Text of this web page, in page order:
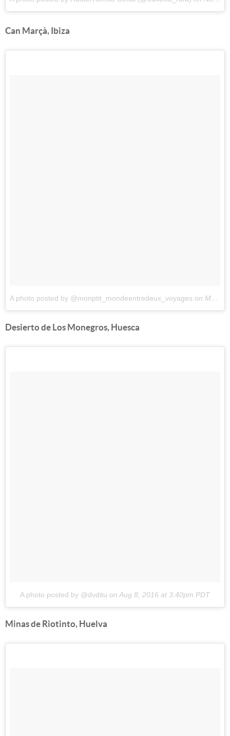
Can Marçà, Ibiza
A photo posted by @monptit_mondeentredeux_voyages on May 8, 2016 at 6:14am PDT
Desierto de Los Monegros, Huesca
A photo posted by @dvditu on Aug 8, 2016 at 3:40pm PDT
Minas de Riotinto, Huelva